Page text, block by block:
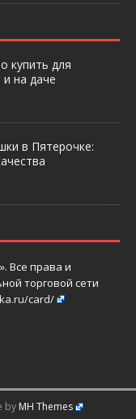
купить для
на даче
в Пятерочке:
Все права и
торговой сети
card/
by MH Themes